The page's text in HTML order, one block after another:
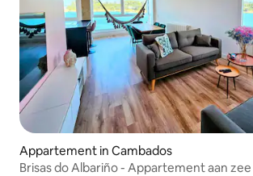
Appartement in Cambados
Brisas do Albariño - Appartement aan zee